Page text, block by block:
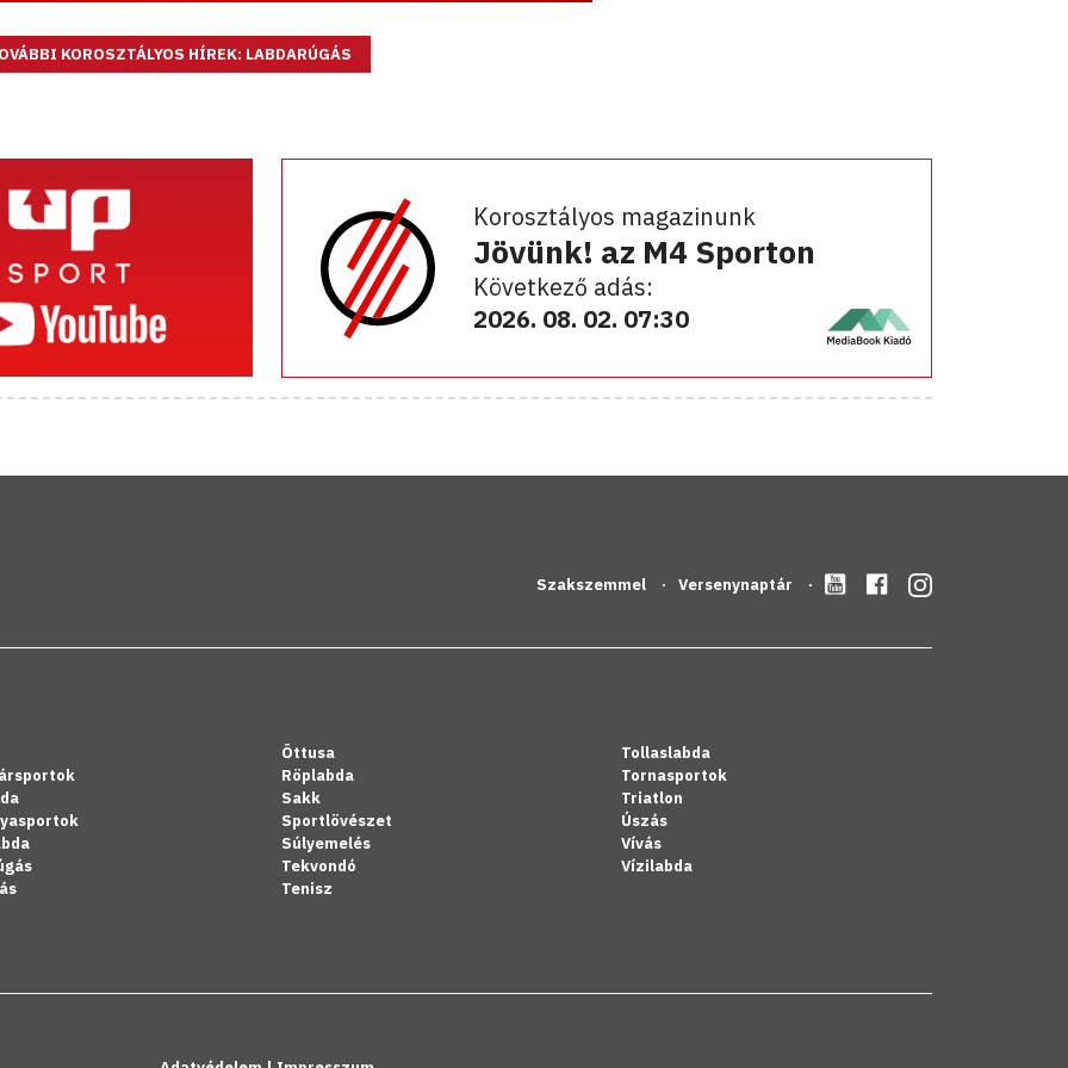
KOROSZTÁLYOS HÍREK: LABDARÚGÁS
Korosztályos magazinunk
Jövünk! az M4 Sporton
Következő adás:
2026. 08. 02. 07:30
Szakszemmel Versenynaptár
Öttusa
Röplabda
Sakk
Sportlövészet
Súlyemelés
Tekvondó
Tenisz
Tollaslabda
Tornasportok
Triatlon
Úszás
Vívás
Vízilabda